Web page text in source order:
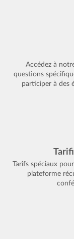
Accédez à
questions
participer à des
Tarifs spéciaux
plateforme